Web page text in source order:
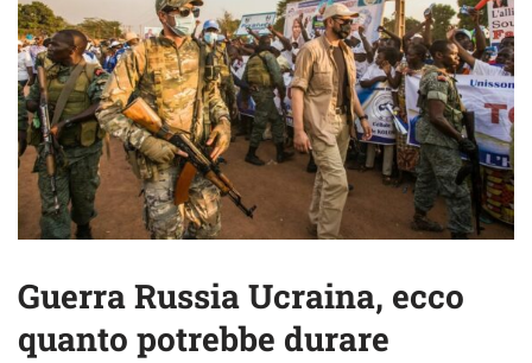
Guerra Russia Ucraina, ecco
quanto potrebbe durare